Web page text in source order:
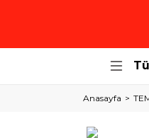
Anasayfa